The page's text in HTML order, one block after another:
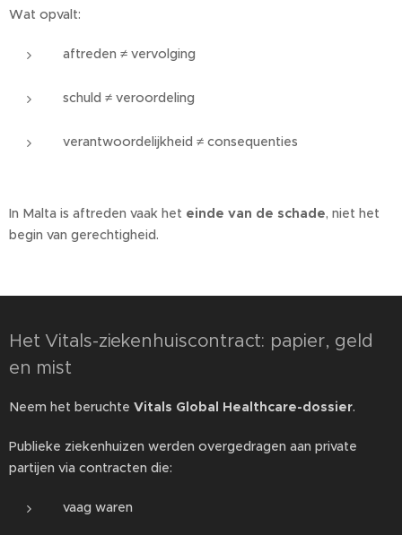
Wat opvalt:
aftreden ≠ vervolging
schuld ≠ veroordeling
verantwoordelijkheid ≠ consequenties
In Malta is aftreden vaak het einde van de schade, niet het
begin van gerechtigheid.
Het Vitals-ziekenhuiscontract: papier, geld
en mist
Neem het beruchte Vitals Global Healthcare-dossier.
Publieke ziekenhuizen werden overgedragen aan private
partijen via contracten die:
vaag waren